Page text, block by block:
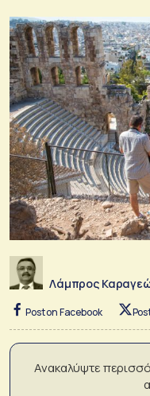
Λάμπρος
Post on Facebook
Ανακαλύψτε